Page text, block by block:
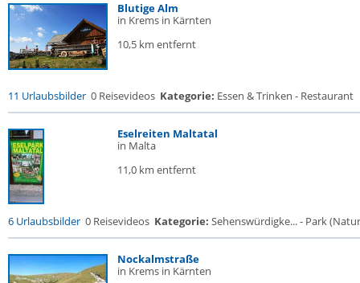
Blutige Alm
in Krems in Kärnten
10,5 km entfernt
11 Urlaubsbilder 0 Reisevideos Kategorie: Essen & Trinken - Restaurant
Eselreiten Maltatal
in Malta
11,0 km entfernt
6 Urlaubsbilder 0 Reisevideos Kategorie: Sehenswürdigke... - Park
Nockalmstraße
in Krems in Kärnten